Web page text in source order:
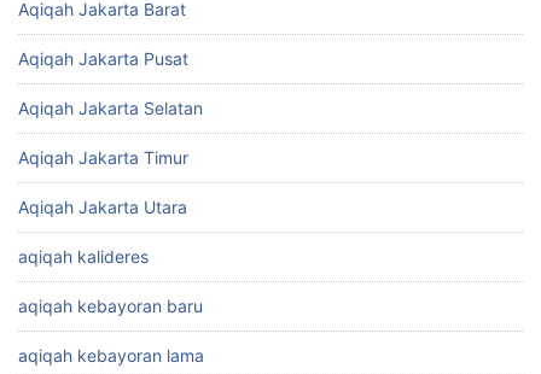
Aqiqah Jakarta Barat
Aqiqah Jakarta Pusat
Aqiqah Jakarta Selatan
Aqiqah Jakarta Timur
Aqiqah Jakarta Utara
aqiqah kalideres
aqiqah kebayoran baru
aqiqah kebayoran lama